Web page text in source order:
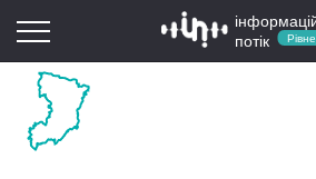
потік
Рівне